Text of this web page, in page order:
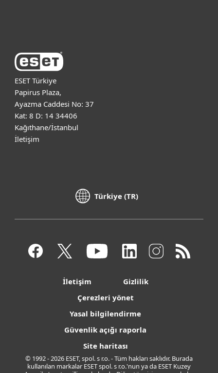
ESET Türkiye
Papirus Plaza,
Ayazma Caddesi No: 37
Kat: 8 D: 14 34406
Kağıthane/İstanbul
İletişim
Türkiye (TR)
İletişim
Gizlilik
Çerezleri yönet
Yasal bilgilendirme
Güvenlik açığı raporla
Site haritası
© 1992 - 2026 ESET, spol. s r.o. - Tüm hakları saklıdır. Burada
kullanılan markalar ESET spol. s r.o.'nun ya da ESET Kuzey